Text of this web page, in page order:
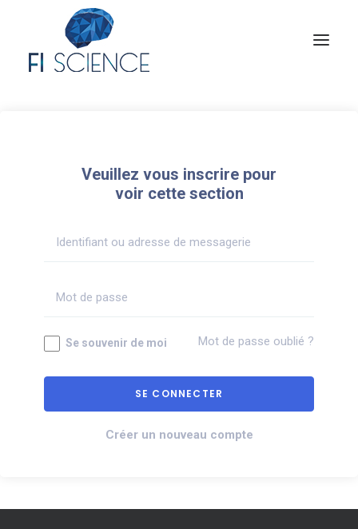
Veuillez vous inscrire pour
voir cette section
Se souvenir de moi Mot de passe oublié ?
Créer un nouveau compte